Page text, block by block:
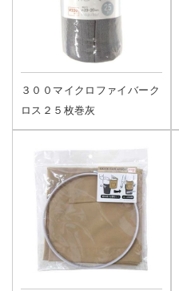
３００マイクロファイバーク
ロス２５枚巻灰